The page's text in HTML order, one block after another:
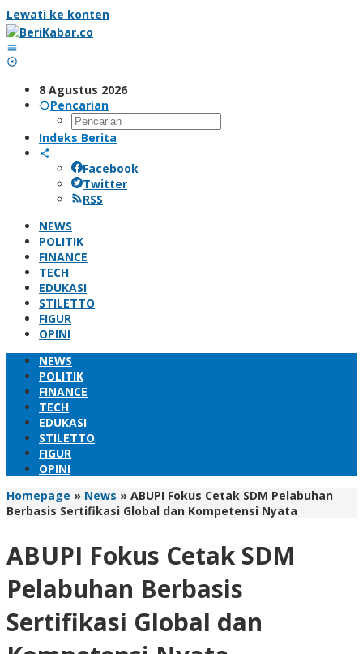
Lewati ke konten
8 Agustus 2026
Pencarian
Indeks Berita
Facebook
Twitter
RSS
NEWS
POLITIK
FINANCE
TECH
EDUKASI
STILETTO
FIGUR
OPINI
NEWS
POLITIK
FINANCE
TECH
EDUKASI
STILETTO
FIGUR
OPINI
Homepage » News » ABUPI Fokus Cetak SDM Pelabuhan
Berbasis Sertifikasi Global dan Kompetensi Nyata
ABUPI Fokus Cetak SDM
Pelabuhan Berbasis
Sertifikasi Global dan